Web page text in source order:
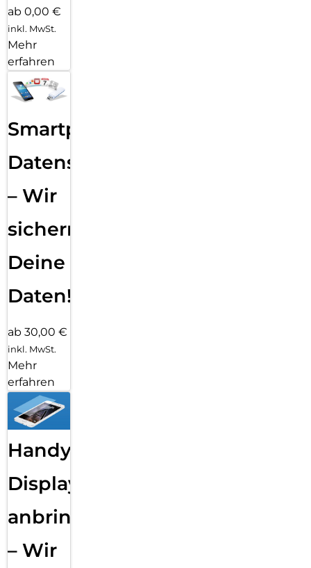
ab 0,00 €
inkl. MwSt.
Mehr
erfahren
Smartphone
Datensicherung
– Wir
sichern
Deine
Daten!
ab 30,00 €
inkl. MwSt.
Mehr
erfahren
Handy
Displayfolie
anbringen
– Wir